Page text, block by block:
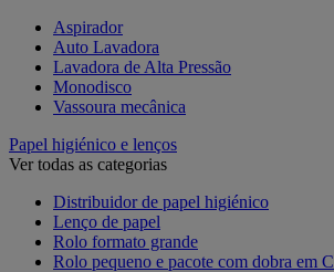
Aspirador
Auto Lavadora
Lavadora de Alta Pressão
Monodisco
Vassoura mecânica
Papel higiénico e lenços
Ver todas as categorias
Distribuidor de papel higiénico
Lenço de papel
Rolo formato grande
Rolo pequeno e pacote com dobra em C